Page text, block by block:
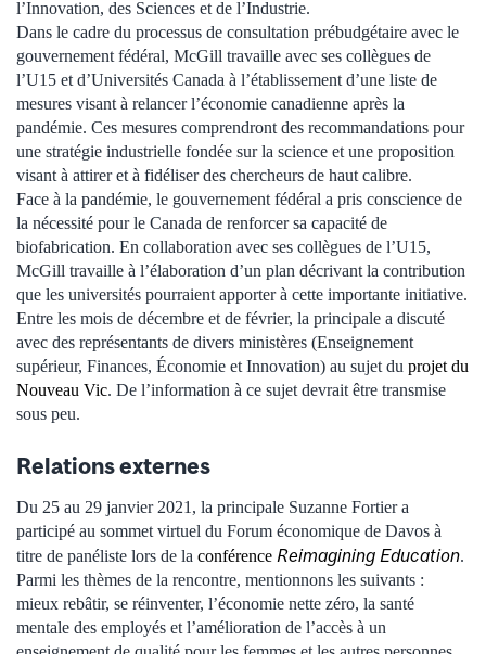
l’Innovation, des Sciences et de l’Industrie.
Dans le cadre du processus de consultation prébudgétaire avec le
gouvernement fédéral, McGill travaille avec ses collègues de
l’U15 et d’Universités Canada à l’établissement d’une liste de
mesures visant à relancer l’économie canadienne après la
pandémie. Ces mesures comprendront des recommandations pour
une stratégie industrielle fondée sur la science et une proposition
visant à attirer et à fidéliser des chercheurs de haut calibre.
Face à la pandémie, le gouvernement fédéral a pris conscience de
la nécessité pour le Canada de renforcer sa capacité de
biofabrication. En collaboration avec ses collègues de l’U15,
McGill travaille à l’élaboration d’un plan décrivant la contribution
que les universités pourraient apporter à cette importante initiative.
Entre les mois de décembre et de février, la principale a discuté
avec des représentants de divers ministères (Enseignement
supérieur, Finances, Économie et Innovation) au sujet du projet du
Nouveau Vic. De l’information à ce sujet devrait être transmise
sous peu.
Relations externes
Du 25 au 29 janvier 2021, la principale Suzanne Fortier a
participé au sommet virtuel du Forum économique de Davos à
titre de panéliste lors de la conférence Reimagining Education.
Parmi les thèmes de la rencontre, mentionnons les suivants :
mieux rebâtir, se réinventer, l’économie nette zéro, la santé
mentale des employés et l’amélioration de l’accès à un